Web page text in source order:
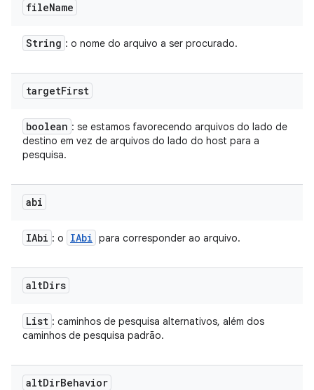
fileName
String : o nome do arquivo a ser procurado.
targetFirst
boolean : se estamos favorecendo arquivos do lado de
destino em vez de arquivos do lado do host para a
pesquisa.
abi
IAbi : o IAbi para corresponder ao arquivo.
altDirs
List : caminhos de pesquisa alternativos, além dos
caminhos de pesquisa padrão.
altDirBehavior